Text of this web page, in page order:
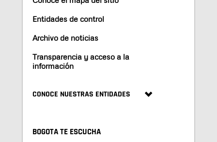
Entidades de control
Archivo de noticias
Transparencia y acceso a la
información
CONOCE NUESTRAS ENTIDADES
BOGOTA TE ESCUCHA